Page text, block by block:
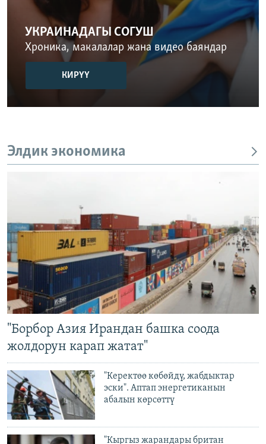
УКРАИНАДАГЫ СОГУШ
Хроника, макалалар жана видео баяндар
КИРҮҮ
Элдик экономика
"Борбор Азия Ирандан башка соода
жолдорун карап жатат"
"Керектөө көбөйдү, жабдыктар
эски". Аптап энергетиканын
абалын көрсөттү
"Кыргыз жарандары британ